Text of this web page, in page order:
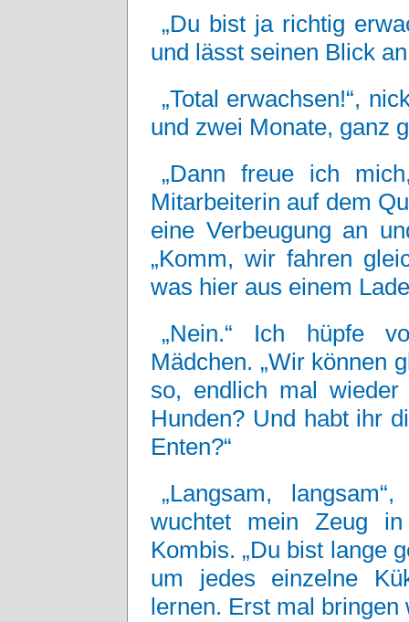
„Du bist ja richtig
und lässt seinen Blick
„Total erwachsen!“,
und zwei Monate, ganz
„Dann freue ich
Mitarbeiterin auf dem
eine Verbeugung an
„Komm, wir fahren
was hier aus einem
„Nein.“ Ich hüpfe
Mädchen. „Wir können
so, endlich mal
Hunden? Und habt ihr
Enten?“
„Langsam,
wuchtet mein Zeug
Kombis. „Du bist lange
um jedes einzelne
lernen. Erst mal bringen